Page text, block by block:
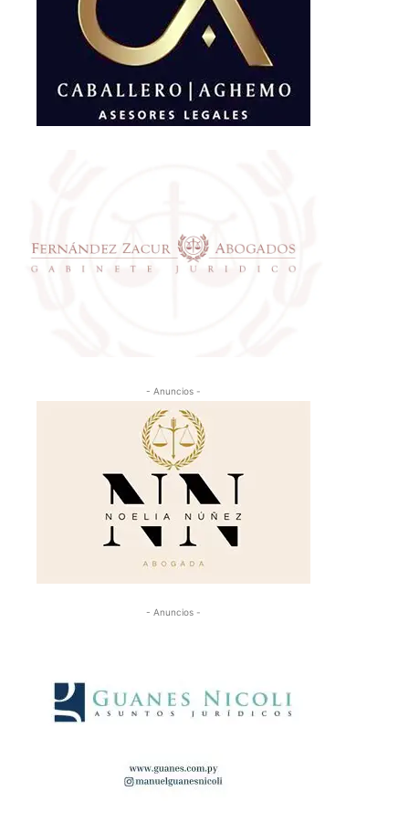
- Anuncios -
- Anuncios -